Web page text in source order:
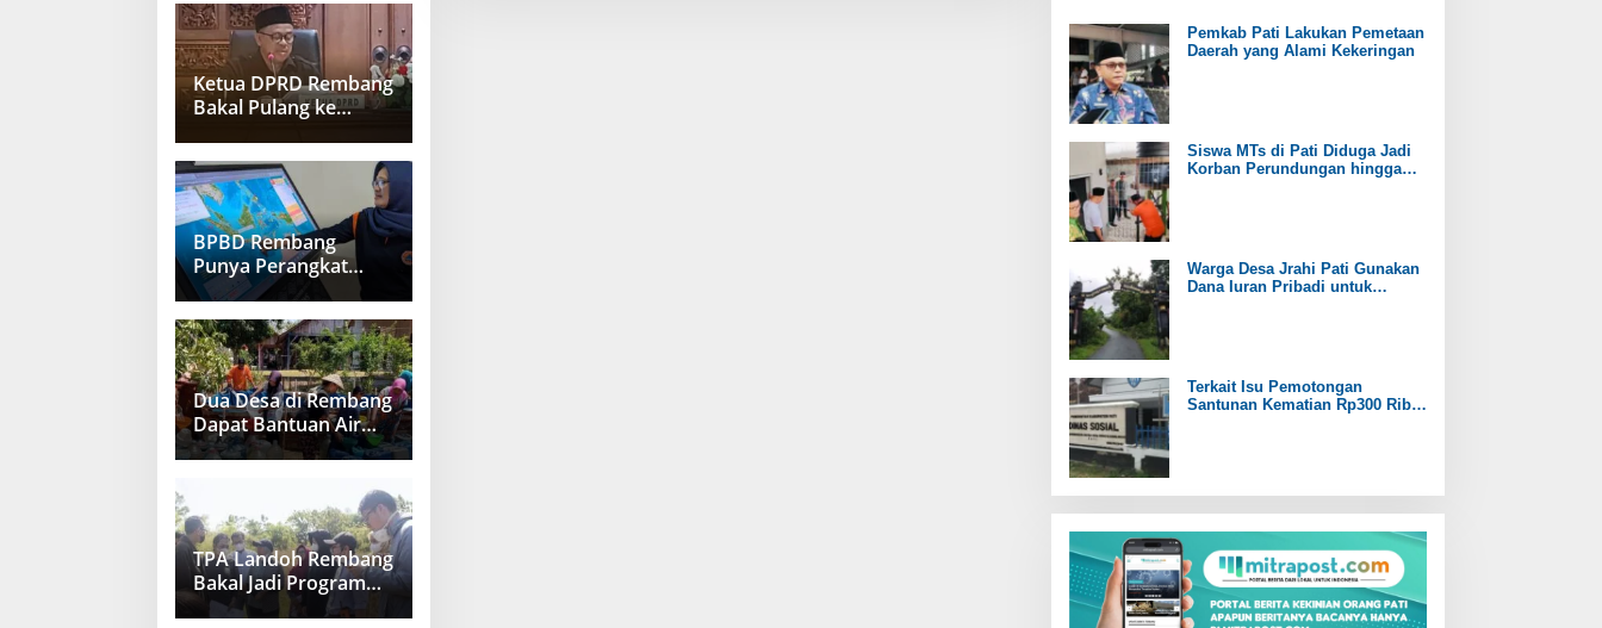
Ketua DPRD Rembang
Bakal Pulang ke
Divonis Bebas di Arab
Saudi
BPBD Rembang
Punya Perangkat
Deteksi Gempa dan
Tsunami
Dua Desa di Rembang
Dapat Bantuan Air
Bersih
TPA Landoh Rembang
Bakal Jadi Program
Nasional
Pemkab Pati Lakukan Pemetaan
Daerah yang Alami Kekeringan
Siswa MTs di Pati Diduga Jadi
Korban Perundungan hingga
Warga Desa Jrahi Pati Gunakan
Dana Iuran Pribadi untuk
Terkait Isu Pemotongan
Santunan Kematian Rp300 Ribu,